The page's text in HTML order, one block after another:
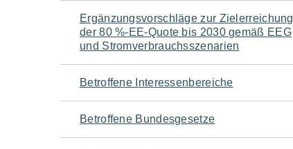
Navigation
für
den
Seiteninhalt
Ergänzungsvorschläge zur Zielerreichung
der 80 %-EE-Quote bis 2030 gemäß EEG
und Stromverbrauchsszenarien
Betroffene Interessenbereiche
Betroffene Bundesgesetze